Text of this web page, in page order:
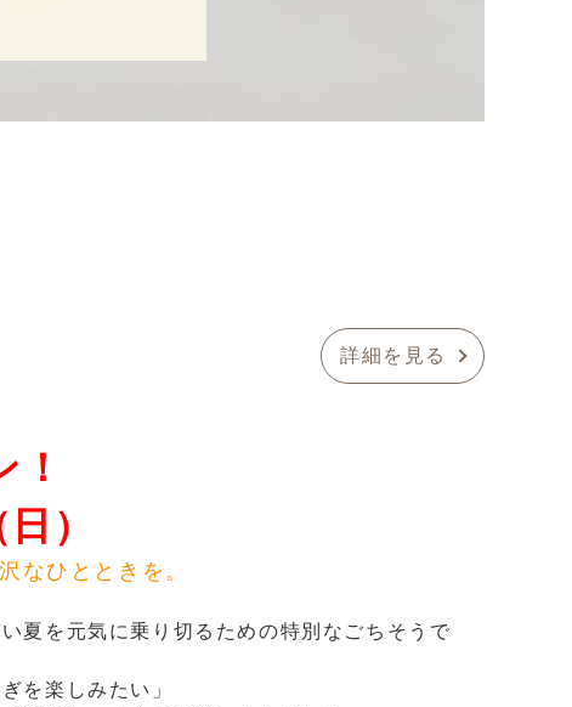
詳細を見る
）
なひとときを。
夏を元気に乗り切るための特別なごちそうで
を楽しみたい」